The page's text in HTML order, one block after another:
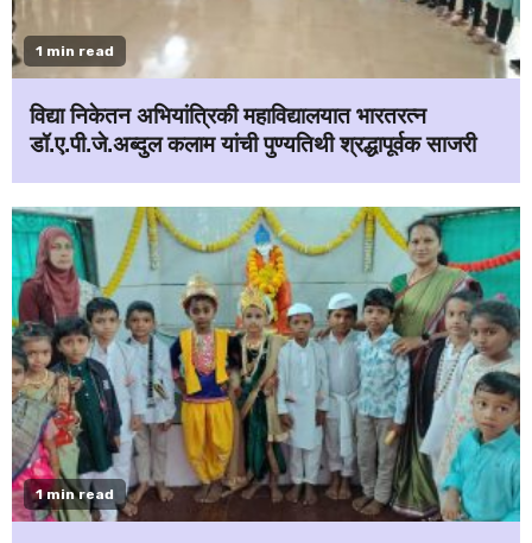
1 min read
विद्या निकेतन अभियांत्रिकी महाविद्यालयात भारतरत्न
डॉ.ए.पी.जे.अब्दुल कलाम यांची पुण्यतिथी श्रद्धापूर्वक साजरी
1 min read